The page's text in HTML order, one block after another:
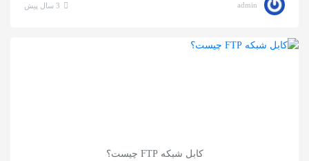
admin 3 سال پیش
کابل شبکه FTP چیست؟